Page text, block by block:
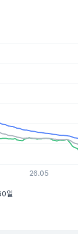
08-07
52.09.
일
26.05